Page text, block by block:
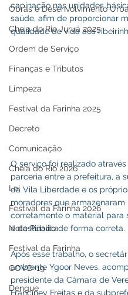
Obras e Desenvolvimento
Cheia do Rio Juruá 2025
Ordem de Serviço
Finanças e Tributos
Limpeza
Festival da Farinha 2025
Decreto
Comunicação
Cheia do Rio 2026
Lei
Festival da Farinha 2026
Nota Pública
Festival da Farinha
COVD-19
Dengue
capinação nas unidades
saúde, afim de proporcionar
qualidade de vida aos
O serviço foi realizado
parceria entre a prefeitura, a
da Vila Liberdade e os
moradores que armazenaram
corretamente o material para
e destinado de forma correta.
Após esse trabalho, o
ambiente Ygoor Neves,
presidente da Câmara de
Franciney Freitas e da